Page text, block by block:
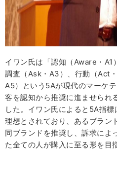
イワン氏は「認知（Aware・A1
調査（Ask・A3）、行動（Act
A5）という5Aが現代のマーケ
客を認知から推奨に進ませられ
した。イワン氏によると5A指
理想とされており、あるブラン
同ブランドを推奨し、訴求によ
た全ての人が購入に至る形を目